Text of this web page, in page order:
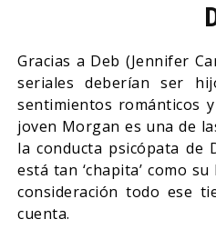
Gracias a Deb (Jennifer
seriales deberían ser
sentimientos románticos
joven Morgan es una de
la conducta psicópata de
está tan ‘chapita’ como
consideración todo ese
cuenta.